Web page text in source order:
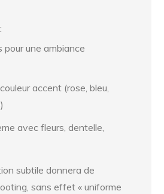
pour une ambiance
accent (rose, bleu,
avec fleurs, dentelle,
subtile donnera de
sans effet « uniforme